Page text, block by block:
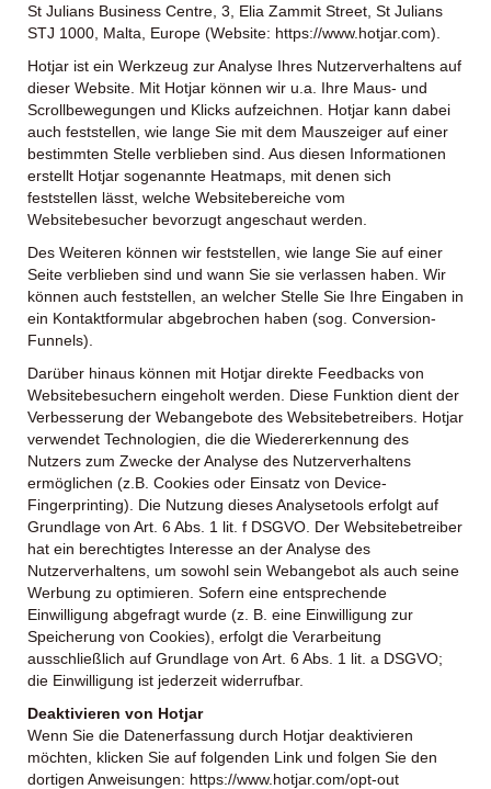
St Julians Business Centre, 3, Elia Zammit Street, St Julians
STJ 1000, Malta, Europe (Website: https://www.hotjar.com).
Hotjar ist ein Werkzeug zur Analyse Ihres Nutzerverhaltens auf
dieser Website. Mit Hotjar können wir u.a. Ihre Maus- und
Scrollbewegungen und Klicks aufzeichnen. Hotjar kann dabei
auch feststellen, wie lange Sie mit dem Mauszeiger auf einer
bestimmten Stelle verblieben sind. Aus diesen Informationen
erstellt Hotjar sogenannte Heatmaps, mit denen sich
feststellen lässt, welche Websitebereiche vom
Websitebesucher bevorzugt angeschaut werden.
Des Weiteren können wir feststellen, wie lange Sie auf einer
Seite verblieben sind und wann Sie sie verlassen haben. Wir
können auch feststellen, an welcher Stelle Sie Ihre Eingaben in
ein Kontaktformular abgebrochen haben (sog. Conversion-
Funnels).
Darüber hinaus können mit Hotjar direkte Feedbacks von
Websitebesuchern eingeholt werden. Diese Funktion dient der
Verbesserung der Webangebote des Websitebetreibers. Hotjar
verwendet Technologien, die die Wiedererkennung des
Nutzers zum Zwecke der Analyse des Nutzerverhaltens
ermöglichen (z.B. Cookies oder Einsatz von Device-
Fingerprinting). Die Nutzung dieses Analysetools erfolgt auf
Grundlage von Art. 6 Abs. 1 lit. f DSGVO. Der Websitebetreiber
hat ein berechtigtes Interesse an der Analyse des
Nutzerverhaltens, um sowohl sein Webangebot als auch seine
Werbung zu optimieren. Sofern eine entsprechende
Einwilligung abgefragt wurde (z. B. eine Einwilligung zur
Speicherung von Cookies), erfolgt die Verarbeitung
ausschließlich auf Grundlage von Art. 6 Abs. 1 lit. a DSGVO;
die Einwilligung ist jederzeit widerrufbar.
Deaktivieren von Hotjar
Wenn Sie die Datenerfassung durch Hotjar deaktivieren
möchten, klicken Sie auf folgenden Link und folgen Sie den
dortigen Anweisungen: https://www.hotjar.com/opt-out